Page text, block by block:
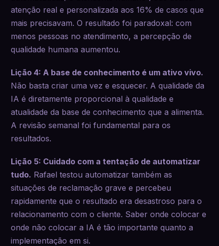
atenção real e personalizada aos 16% de casos que
mais precisavam. O resultado foi paradoxal: com
menos pessoas no atendimento, a percepção de
qualidade humana aumentou.
Lição 4: A base de conhecimento é um ativo vivo.
Não basta criar uma vez e esquecer. A qualidade da
IA é diretamente proporcional à qualidade e
atualidade da base de conhecimento que a alimenta.
A revisão semanal foi fundamental para os
resultados.
Lição 5: Cuidado com a tentação de automatizar
tudo. Rafael testou automatizar também as
situações de reclamação grave e percebeu
rapidamente que o resultado era desastroso para o
relacionamento com o cliente. Saber onde colocar e
onde não colocar a IA é tão importante quanto a
implementação em si.